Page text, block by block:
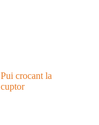
Pui crocant la
cuptor